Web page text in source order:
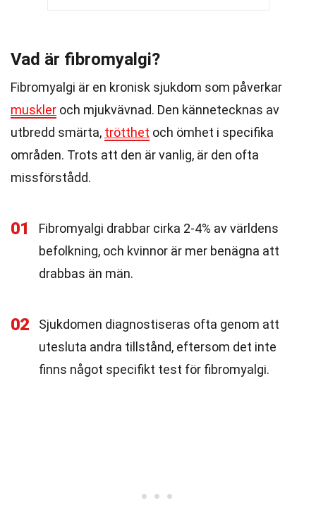
Vad är fibromyalgi?
Fibromyalgi är en kronisk sjukdom som påverkar
muskler och mjukvävnad. Den kännetecknas av
utbredd smärta, trötthet och ömhet i specifika
områden. Trots att den är vanlig, är den ofta
missförstådd.
01
Fibromyalgi drabbar cirka 2-4% av världens
befolkning, och kvinnor är mer benägna att
drabbas än män.
02
Sjukdomen diagnostiseras ofta genom att
utesluta andra tillstånd, eftersom det inte
finns något specifikt test för fibromyalgi.